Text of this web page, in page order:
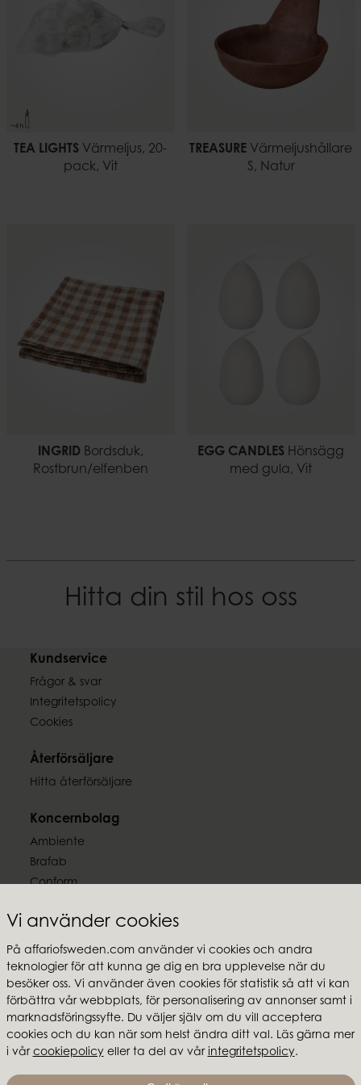
Vi använder cookies
På affariofsweden.com använder vi cookies och andra
teknologier för att kunna ge dig en bra upplevelse när du
besöker oss. Vi använder även cookies för statistik så att vi kan
förbättra vår webbplats, för personalisering av annonser samt i
marknadsföringssyfte. Du väljer själv om du vill acceptera
cookies och du kan när som helst ändra ditt val. Läs gärna mer
i vår cookiepolicyeller ta del av vår integritetspolicy.
TEA LIGHTS Värmeljus, 20-
pack, Vit
TREASURE Värmeljushållare
S, Natur
INGRID Bordsduk,
Rostbrun/elfenben
EGG CANDLES Hönsägg
med gula, Vit
Hitta din stil hos oss
Kundservice
Frågor & svar
Integritetspolicy
Cookies
Återförsäljare
Hitta återförsäljare
Koncernbolag
Ambiente
Brafab
Conform
MTI
Följ oss
Affari of Sweden
Om oss